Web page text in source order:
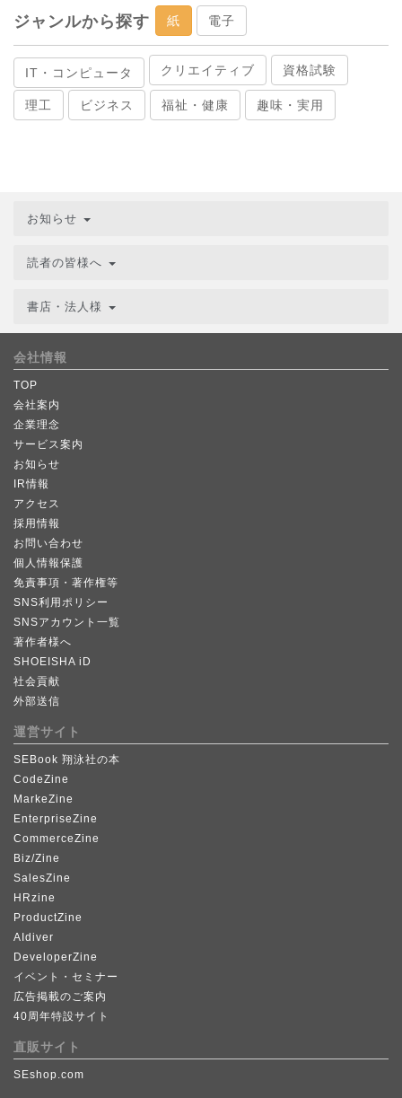
ジャンルから探す 紙 電子
IT・コンピュータ クリエイティブ 資格試験
理工 ビジネス 福祉・健康 趣味・実用
お知らせ
読者の皆様へ
書店・法人様
会社情報
TOP
会社案内
企業理念
サービス案内
お知らせ
IR情報
アクセス
採用情報
お問い合わせ
個人情報保護
免責事項・著作権等
SNS利用ポリシー
SNSアカウント一覧
著作者様へ
SHOEISHA iD
社会貢献
外部送信
運営サイト
SEBook 翔泳社の本
CodeZine
MarkeZine
EnterpriseZine
CommerceZine
Biz/Zine
SalesZine
HRzine
ProductZine
AIdiver
DeveloperZine
イベント・セミナー
広告掲載のご案内
40周年特設サイト
直販サイト
SEshop.com